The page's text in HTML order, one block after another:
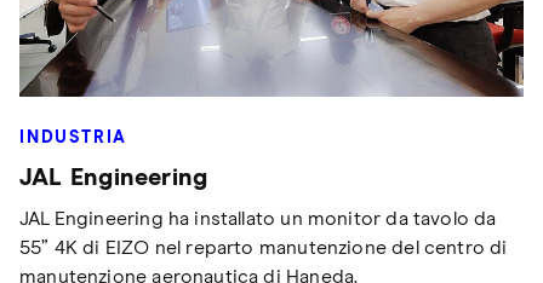
INDUSTRIA
JAL Engineering
JAL Engineering ha installato un monitor da tavolo da
55” 4K di EIZO nel reparto manutenzione del centro di
manutenzione aeronautica di Haneda.